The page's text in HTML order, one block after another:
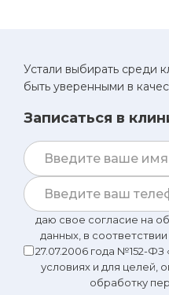
Устали выбирать среди
быть уверенными в
Записаться в
даю свое согласие на
данных, в
27.07.2006 года №152-ФЗ
условиях и для целей,
обработку